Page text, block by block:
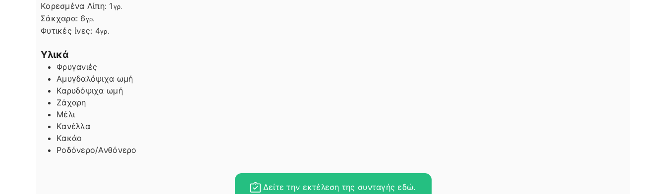
Κορεσμένα Λίπη: 1γρ.
Σάκχαρα: 6γρ.
Φυτικές ίνες: 4γρ.
Υλικά
Φρυγανιές
Αμυγδαλόψιχα ωμή
Καρυδόψιχα ωμή
Ζάχαρη
Μέλι
Κανέλλα
Κακάο
Ροδόνερο/Ανθόνερο
Δείτε την εκτέλεση της συνταγής εδώ.